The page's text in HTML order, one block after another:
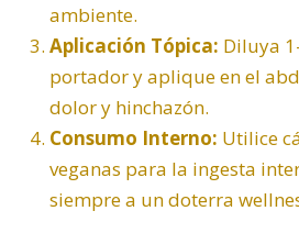
ambiente.
Aplicación Tópica: Diluya
portador y aplique en el
dolor y hinchazón.
Consumo Interno: Utilice
veganas para la ingesta
siempre a un doterra